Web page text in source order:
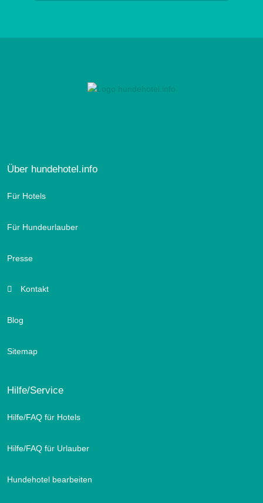
Über hundehotel.info
Für Hotels
Für Hundeurlauber
Presse
Kontakt
Blog
Sitemap
Hilfe/Service
Hilfe/FAQ für Hotels
Hilfe/FAQ für Urlauber
Hundehotel bearbeiten